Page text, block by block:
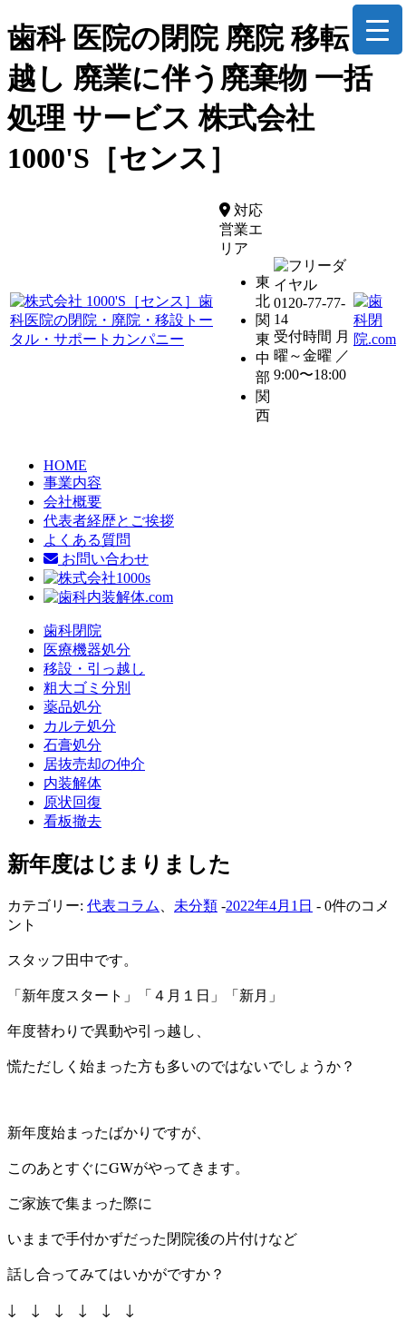
歯科 医院の閉院 廃院 移転 引
越し 廃業に伴う廃棄物 一括
処理 サービス 株式会社
1000'S［センス］
対応
営業エ
リア
東
北
関
東
中
部
関
西
0120-77-77-
14
受付時間 月
曜～金曜 ／
9:00〜18:00
HOME
事業内容
会社概要
代表者経歴とご挨拶
よくある質問
お問い合わせ
歯科閉院
医療機器処分
移設・引っ越し
粗大ゴミ分別
薬品処分
カルテ処分
石膏処分
居抜売却の仲介
内装解体
原状回復
看板撤去
新年度はじまりました
カテゴリー: 代表コラム 未分類 -2022年4月1日 - 0件のコメ
ント
スタッフ田中です。
「新年度スタート」「４月１日」「新月」
年度替わりで異動や引っ越し、
慌ただしく始まった方も多いのではないでしょうか？
新年度始まったばかりですが、
このあとすぐにGWがやってきます。
ご家族で集まった際に
いままで手付かずだった閉院後の片付けなど
話し合ってみてはいかがですか？
↓ ↓ ↓ ↓ ↓ ↓